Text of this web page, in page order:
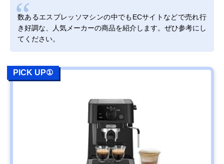
数あるエスプレッソマシンの中でもECサイトなどで売れ行
き好調な、人気メーカーの商品を紹介します。ぜひ参考にし
てください。
PICK UP①